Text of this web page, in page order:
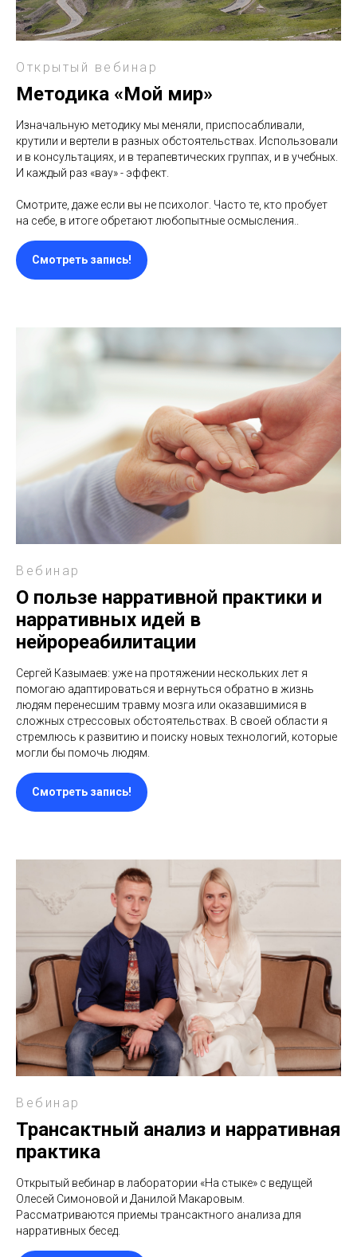
Открытый вебинар
Методика «Мой мир»
Изначальную методику мы меняли, приспосабливали,
крутили и вертели в разных обстоятельствах. Использовали
и в консультациях, и в терапевтических группах, и в учебных.
И каждый раз «вау» - эффект.
Смотрите, даже если вы не психолог. Часто те, кто пробует
на себе, в итоге обретают любопытные осмысления..
Смотреть запись!
Вебинар
О пользе нарративной практики и
нарративных идей в
нейрореабилитации
Сергей Казымаев: уже на протяжении нескольких лет я
помогаю адаптироваться и вернуться обратно в жизнь
людям перенесшим травму мозга или оказавшимися в
сложных стрессовых обстоятельствах. В своей области я
стремлюсь к развитию и поиску новых технологий, которые
могли бы помочь людям.
Смотреть запись!
Вебинар
Трансактный анализ и нарративная
практика
Открытый вебинар в лаборатории «На стыке» с ведущей
Олесей Симоновой и Данилой Макаровым.
Рассматриваются приемы трансактного анализа для
нарративных бесед.